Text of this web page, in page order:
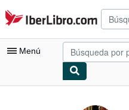
Pasar al contenido principal
IberLibro.com
Menú